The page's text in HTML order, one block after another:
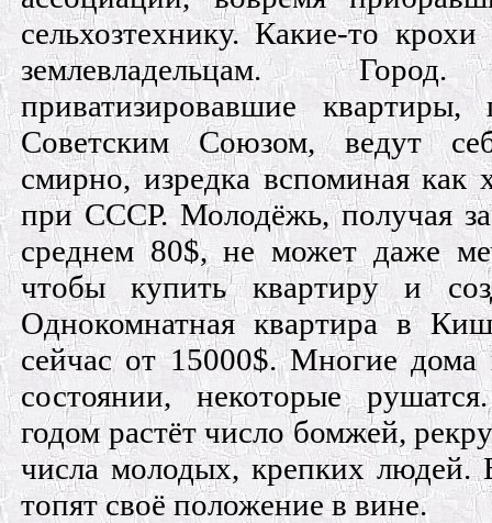
сельхозтехнику. Какие-то
землевладельцам.
приватизировавшие квартиры,
Советским Союзом, ведут
смирно, изредка вспоминая как
при СССР. Молодёжь, получая
среднем 80$, не может даже
чтобы купить квартиру и
Однокомнатная квартира в
сейчас от 15000$. Многие дома
состоянии, некоторые
годом растёт число бомжей,
числа молодых, крепких людей.
топят своё положение в вине.